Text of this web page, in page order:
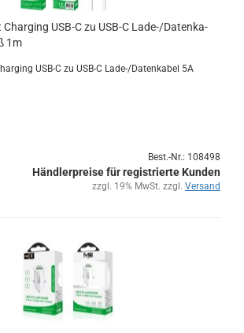
Char­ging USB-C zu USB-C Lade-/Da­ten­ka­
1m
USB-C zu USB-C Lade-/Da­ten­ka­bel 5A
Best.-Nr.: 108498
Händlerpreise für registrierte Kunden
zzgl. 19% MwSt. zzgl. Versand